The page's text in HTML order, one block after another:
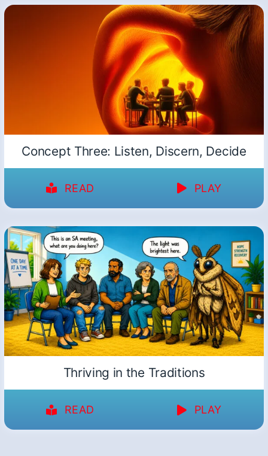
Concept Three: Listen, Discern, Decide
READ PLAY
Thriving in the Traditions
READ PLAY